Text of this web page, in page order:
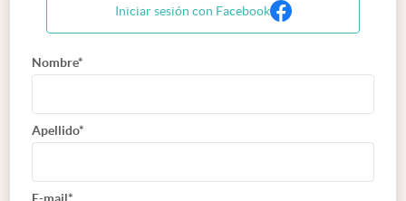
Iniciar sesión con Facebook
Nombre*
Apellido*